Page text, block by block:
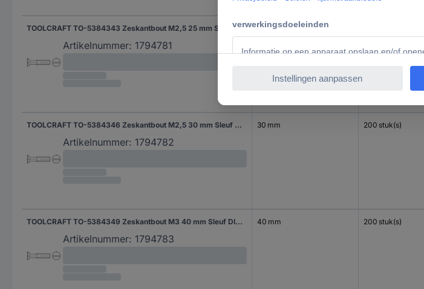
TOOLCRAFT TO-5384343 Zeskantbout M2,5 25 mm Sleuf DIN 963 Staal Galvanisch verzinkt 200 stuk(s)
Artikelnummer: 1794781
25 mm
TOOLCRAFT TO-5384346 Zeskantbout M2,5 30 mm Sleuf DIN 963 Staal Galvanisch verzinkt 200 stuk(s)
Artikelnummer: 1794782
30 mm 200 stuk(s)
TOOLCRAFT TO-5384349 Zeskantbout M3 40 mm Sleuf DIN 963 Staal Galvanisch verzinkt 200 stuk(s)
Artikelnummer: 1794783
40 mm 200 stuk(s)